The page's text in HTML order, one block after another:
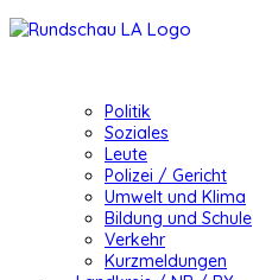
Politik
Soziales
Leute
Polizei / Gericht
Umwelt und Klima
Bildung und Schule
Verkehr
Kurzmeldungen